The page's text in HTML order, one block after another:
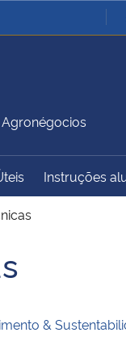
Ministério da Defesa
Ministério do
Instruções
&